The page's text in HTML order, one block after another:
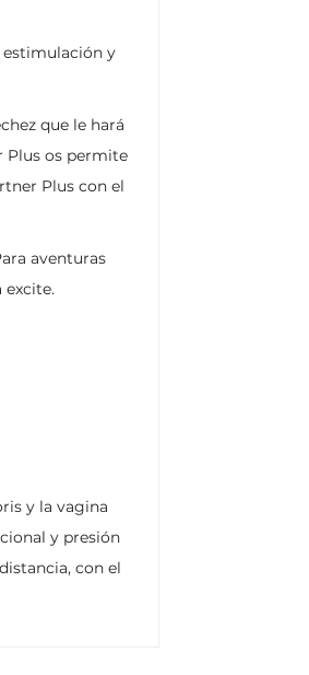
estimulación y
que le hará
Plus os permite
Plus con el
aventuras
y la vagina
y presión
con el